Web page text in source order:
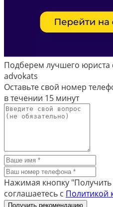
Подберем лучшего юриста
advokats
Оставьте свой номер
в течении 15 минут
Нажимая кнопку
соглашаетесь с Политикой
Получить рекомендацию